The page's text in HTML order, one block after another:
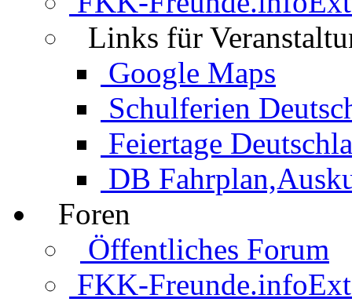
Links für
Google Maps
Schulferien
Feiertage
DB
Foren
Öffentliches Forum
FKK-Freunde.info